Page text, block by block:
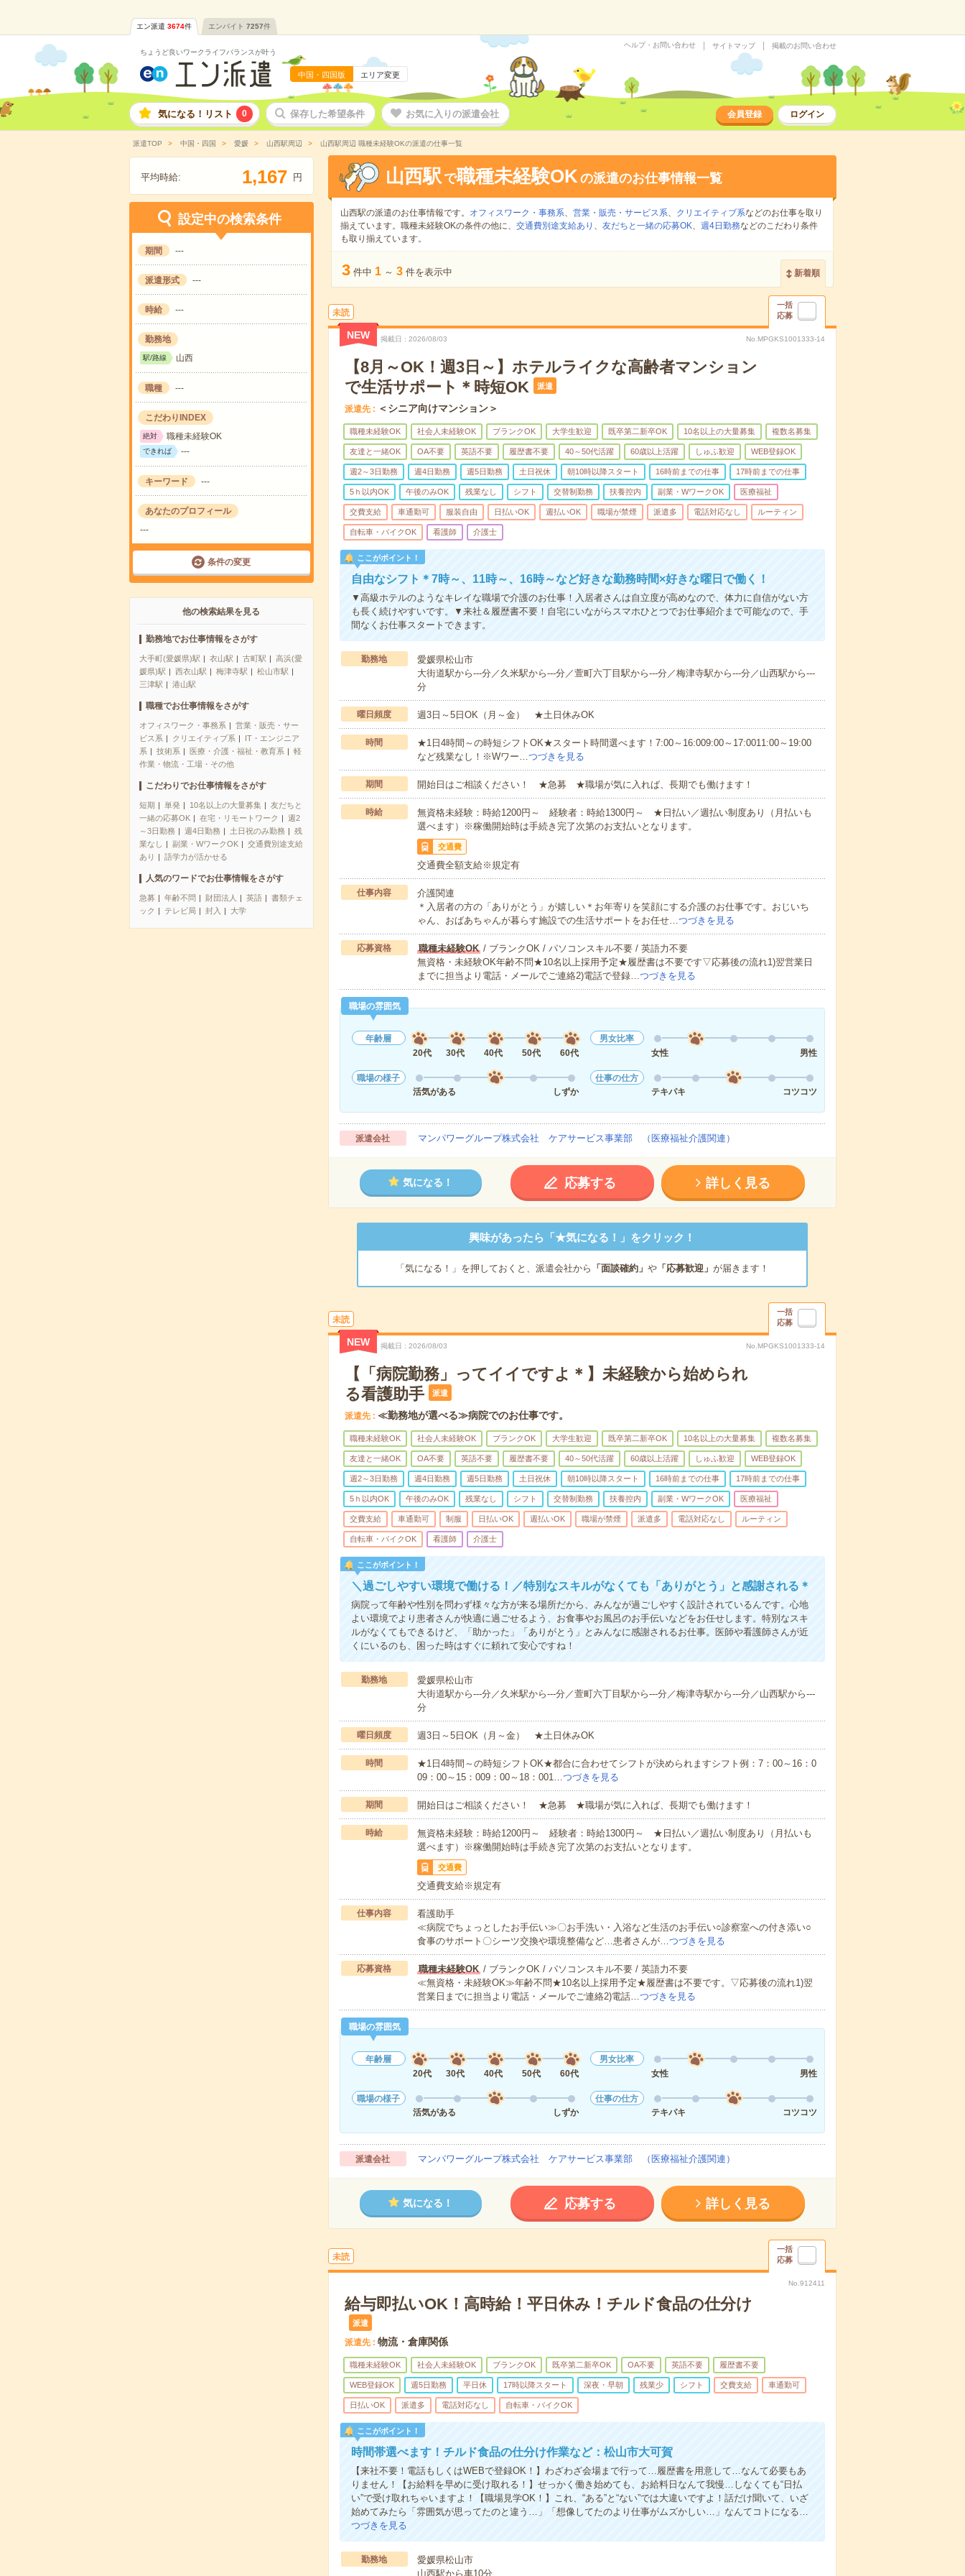
エン派遣 3674件 エンバイト 7257件
ちょうど良いワークライフバランスが叶う
中国・四国版 エリア変更
ヘルプ・お問い合わせ サイトマップ 掲載のお問い合わせ
気になる！リスト 0 保存した希望条件 お気に入りの派遣会社 会員登録 ログイン
派遣TOP 中国・四国 愛媛 山西駅周辺 山西駅周辺 職種未経験OKの派遣の仕事一覧
平均時給: 1,167 円
設定中の検索条件
期間 ---
派遣形式 ---
時給 ---
勤務地
駅/路線 山西
職種 ---
こだわりINDEX
絶対 職種未経験OK
できれば ---
キーワード ---
あなたのプロフィール
---
条件の変更
他の検索結果を見る
勤務地でお仕事情報をさがす
大手町(愛媛県)駅 衣山駅 古町駅
高浜(愛
媛県)駅
西衣山駅 梅津寺駅
松山市駅
三津駅
港山駅
職種でお仕事情報をさがす
オフィスワーク・事務系
営業・販売・サー
ビス系
クリエイティブ系
IT・エンジニア
系
技術系 医療・介護・福祉・教育系
軽
作業・物流・工場・その他
こだわりでお仕事情報をさがす
短期 単発 10名以上の大量募集
友だちと
一緒の応募OK
在宅・リモートワーク
週2
～3日勤務
週4日勤務 土日祝のみ勤務
残
業なし
副業・WワークOK
交通費別途支給
あり
語学力が活かせる
人気のワードでお仕事情報をさがす
急募 年齢不問 財団法人 英語
書類チェ
ック
テレビ局 封入 大学
山西駅 で職種未経験OKの派遣のお仕事情報一覧
山西駅の派遣のお仕事情報です。 オフィスワーク・事務系、 営業・販売・サービス系、 クリエイティブ系などのお仕事を取り
揃えています。職種未経験OKの条件の他に、 交通費別途支給あり 、 友だちと一緒の応募OK、 週4日勤務などのこだわり条件
も取り揃えています。
3 件中 1 ～ 3 件を表示中 新着順
未読
一括
応募
NEW 掲載日 2026/08/03 No.MPGKS1001333-14
【8月～OK！週3日～】ホテルライクな高齢者マンション
で生活サポート＊時短OK
派遣
派遣先 ＜シニア向けマンション＞
職種未経験OK 社会人未経験OK ブランクOK 大学生歓迎 既卒第二新卒OK 10名以上の大量募集 複数名募集
友達と一緒OK OA不要 英語不要 履歴書不要 40～50代活躍 60歳以上活躍 しゅふ歓迎 WEB登録OK
週2～3日勤務 週4日勤務 週5日勤務 土日祝休 朝10時以降スタート 16時前までの仕事 17時前までの仕事
5ｈ以内OK 午後のみOK 残業なし シフト 交替制勤務 扶養控内 副業・WワークOK 医療福祉
交費支給 車通勤可 服装自由 日払いOK 週払いOK 職場が禁煙 派遣多 電話対応なし ルーティン
自転車・バイクOK 看護師 介護士
ここがポイント！
自由なシフト＊7時～、11時～、16時～など好きな勤務時間×好きな曜日で働く！
▼高級ホテルのようなキレイな職場で介護のお仕事！入居者さんは自立度が高めなので、体力に自信がない方
も長く続けやすいです。▼来社＆履歴書不要！自宅にいながらスマホひとつでお仕事紹介まで可能なので、手
間なくお仕事スタートできます。
勤務地
愛媛県松山市
大街道駅から---分／久米駅から---分／萱町六丁目駅から---分／梅津寺駅から---分／山西駅から---
分
曜日頻度 週3日～5日OK（月～金） ★土日休みOK
時間
★1日4時間～の時短シフトOK★スタート時間選べます！7:00～16:009:00～17:0011:00～19:00
など残業なし！※Wワー…つづきを見る
期間 開始日はご相談ください！ ★急募 ★職場が気に入れば、長期でも働けます！
時給
無資格未経験：時給1200円～ 経験者：時給1300円～ ★日払い／週払い制度あり（月払いも
選べます）※稼働開始時は手続き完了次第のお支払いとなります。
交通費
交通費全額支給※規定有
仕事内容
介護関連
＊入居者の方の「ありがとう」が嬉しい＊お年寄りを笑顔にする介護のお仕事です。おじいち
ゃん、おばあちゃんが暮らす施設での生活サポートをお任せ…つづきを見る
応募資格 職種未経験OK/ ブランクOK / パソコンスキル不要 / 英語力不要
無資格・未経験OK年齢不問★10名以上採用予定★履歴書は不要です▽応募後の流れ1)翌営業日
までに担当より電話・メールでご連絡2)電話で登録…つづきを見る
職場の雰囲気
年齢層
20代
30代 40代 50代 60代
男女比率
女性
男性
職場の様子
活気がある
しずか
仕事の仕方
テキパキ
コツコツ
派遣会社 マンパワーグループ株式会社 ケアサービス事業部 （医療福祉介護関連）
気になる！ 応募する 詳しく見る
興味があったら「★気になる！」をクリック！
「気になる！」を押しておくと、派遣会社から 「面談確約」 や「応募歓迎」 が届きます！
未読
一括
応募
NEW 掲載日 2026/08/03 No.MPGKS1001333-14
【「病院勤務」ってイイですよ＊】未経験から始められ
る看護助手
派遣
派遣先 ≪勤務地が選べる≫病院でのお仕事です。
職種未経験OK 社会人未経験OK ブランクOK 大学生歓迎 既卒第二新卒OK 10名以上の大量募集 複数名募集
友達と一緒OK OA不要 英語不要 履歴書不要 40～50代活躍 60歳以上活躍 しゅふ歓迎 WEB登録OK
週2～3日勤務 週4日勤務 週5日勤務 土日祝休 朝10時以降スタート 16時前までの仕事 17時前までの仕事
5ｈ以内OK 午後のみOK 残業なし シフト 交替制勤務 扶養控内 副業・WワークOK 医療福祉
交費支給 車通勤可 制服 日払いOK 週払いOK 職場が禁煙 派遣多 電話対応なし ルーティン
自転車・バイクOK 看護師 介護士
ここがポイント！
＼過ごしやすい環境で働ける！／特別なスキルがなくても「ありがとう」と感謝される＊
病院って年齢や性別を問わず様々な方が来る場所だから、みんなが過ごしやすく設計されているんです。心地
よい環境でより患者さんが快適に過ごせるよう、お食事やお風呂のお手伝いなどをお任せします。特別なスキ
ルがなくてもできるけど、「助かった」「ありがとう」とみんなに感謝されるお仕事。医師や看護師さんが近
くにいるのも、困った時はすぐに頼れて安心ですね！
勤務地
愛媛県松山市
大街道駅から---分／久米駅から---分／萱町六丁目駅から---分／梅津寺駅から---分／山西駅から---
分
曜日頻度 週3日～5日OK（月～金） ★土日休みOK
時間
★1日4時間～の時短シフトOK★都合に合わせてシフトが決められますシフト例：7：00～16：0
09：00～15：009：00～18：001…つづきを見る
期間 開始日はご相談ください！ ★急募 ★職場が気に入れば、長期でも働けます！
時給
無資格未経験：時給1200円～ 経験者：時給1300円～ ★日払い／週払い制度あり（月払いも
選べます）※稼働開始時は手続き完了次第のお支払いとなります。
交通費
交通費支給※規定有
仕事内容
看護助手
≪病院でちょっとしたお手伝い≫〇お手洗い・入浴など生活のお手伝い○診察室への付き添い○
食事のサポート〇シーツ交換や環境整備など…患者さんが…つづきを見る
応募資格 職種未経験OK/ ブランクOK / パソコンスキル不要 / 英語力不要
≪無資格・未経験OK≫年齢不問★10名以上採用予定★履歴書は不要です。▽応募後の流れ1)翌
営業日までに担当より電話・メールでご連絡2)電話…つづきを見る
職場の雰囲気
年齢層
20代
30代 40代 50代 60代
男女比率
女性
男性
職場の様子
活気がある
しずか
仕事の仕方
テキパキ
コツコツ
派遣会社 マンパワーグループ株式会社 ケアサービス事業部 （医療福祉介護関連）
気になる！ 応募する 詳しく見る
未読
一括
応募
No.912411
給与即払いOK！高時給！平日休み！チルド食品の仕分け
派遣
派遣先 物流・倉庫関係
職種未経験OK 社会人未経験OK ブランクOK 既卒第二新卒OK OA不要 英語不要 履歴書不要
WEB登録OK 週5日勤務 平日休 17時以降スタート 深夜・早朝 残業少 シフト 交費支給 車通勤可
日払いOK 派遣多 電話対応なし 自転車・バイクOK
ここがポイント！
時間帯選べます！チルド食品の仕分け作業など：松山市大可賀
【来社不要！電話もしくはWEBで登録OK！】わざわざ会場まで行って…履歴書を用意して…なんて必要もあ
りません！【お給料を早めに受け取れる！】せっかく働き始めても、お給料日なんて我慢…しなくても“日払
い”で受け取れちゃいますよ！【職場見学OK！】これ、“ある”と“ない”では大違いですよ！話だけ聞いて、いざ
始めてみたら「雰囲気が思ってたのと違う…」「想像してたのより仕事がムズかしい…」なんてコトになる…
つづきを見る
勤務地
愛媛県松山市
山西駅から車10分